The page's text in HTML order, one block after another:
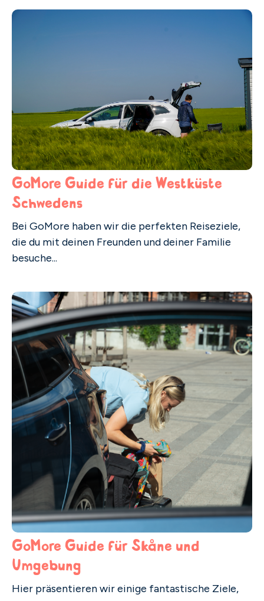
GoMore Guide für die Westküste
Schwedens
Bei GoMore haben wir die perfekten Reiseziele,
die du mit deinen Freunden und deiner Familie
besuche...
GoMore Guide für Skåne und
Umgebung
Hier präsentieren wir einige fantastische Ziele,